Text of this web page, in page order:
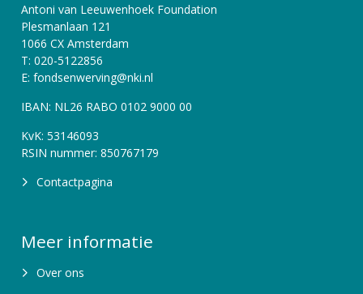
Antoni van Leeuwenhoek Foundation
Plesmanlaan 121
1066 CX Amsterdam
T: 020-5122856
E: fondsenwerving@nki.nl
IBAN: NL26 RABO 0102 9000 00
KvK: 53146093
RSIN nummer: 850767179
Contactpagina
Meer informatie
Over ons